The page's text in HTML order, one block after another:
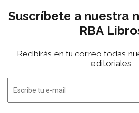
Suscríbete a nuestra
RBA
Recibirás en tu correo todas
editoriales